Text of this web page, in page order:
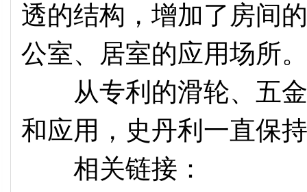
透的结构，增加了房间
公室、居室的应用场所。
从专利的滑轮、五金
和应用，史丹利一直保
相关链接：